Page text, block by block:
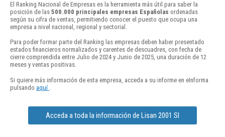
El Ranking Nacional de Empresas es la herramienta más útil para saber la
posición de las 500.000 principales empresas Españolas ordenadas
según su cifra de ventas, permitiendo conocer el puesto que ocupa una
empresa a nivel nacional, regional y sectorial.
Para poder formar parte del Ranking las empresas deben haber presentado
estados financieros normalizados y carentes de descuadres, con fecha de
cierre comprendida entre Julio de 2024 y Junio de 2025, una duración de 12
meses y ventas positivas.
Si quiere más información de esta empresa, acceda a su informe en eInforma
pulsando aquí
Acceda a toda la información de Lisan 2001 Sl